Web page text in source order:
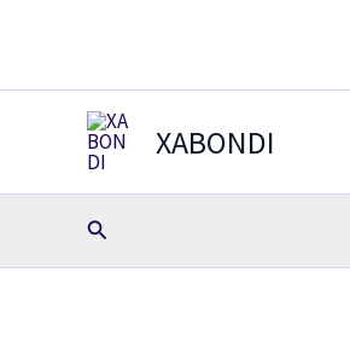
contenido
XABONDI
Buscar